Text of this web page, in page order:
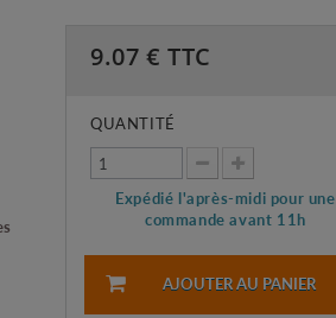
9.07 € TTC
QUANTITÉ
Expédié l'après-midi pour une
commande avant 11h
AJOUTER AU PANIER